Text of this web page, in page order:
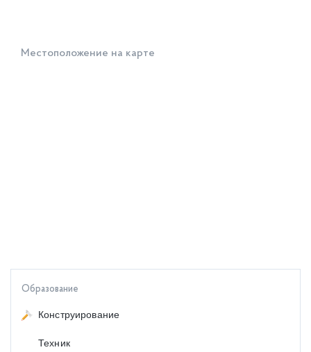
Местоположение на карте
Образование
Конструирование
Техник